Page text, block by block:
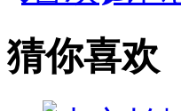
猜你喜欢